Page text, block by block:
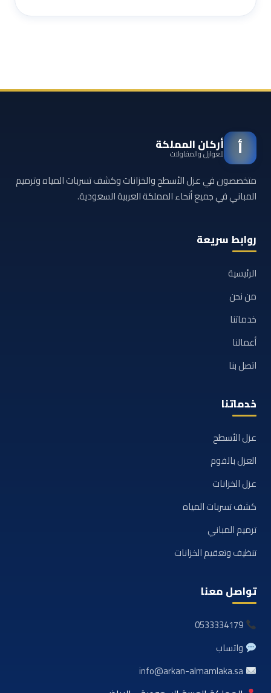
أ أركان المملكة
للعوازل والمقاولات
متخصصون في عزل الأسطح والخزانات وكشف تسربات المياه وترميم
المباني في جميع أنحاء المملكة العربية السعودية.
روابط سريعة
الرئيسية
من نحن
خدماتنا
أعمالنا
اتصل بنا
خدماتنا
عزل الأسطح
العزل بالفوم
عزل الخزانات
كشف تسربات المياه
ترميم المباني
تنظيف وتعقيم الخزانات
تواصل معنا
0533334179
واتساب
info@arkan-almamlaka.sa